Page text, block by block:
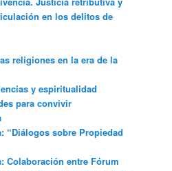
en los delitos de
religiones en la era de la
y espiritualidad
para convivir
“Diálogos sobre Propiedad
Colaboración entre Fórum